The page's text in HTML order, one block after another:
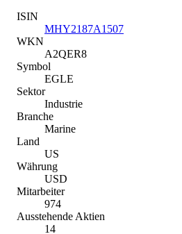
ISIN
MHY2187A1507
WKN
A2QER8
Symbol
EGLE
Sektor
Industrie
Branche
Marine
Land
US
Währung
USD
Mitarbeiter
974
Ausstehende Aktien
14